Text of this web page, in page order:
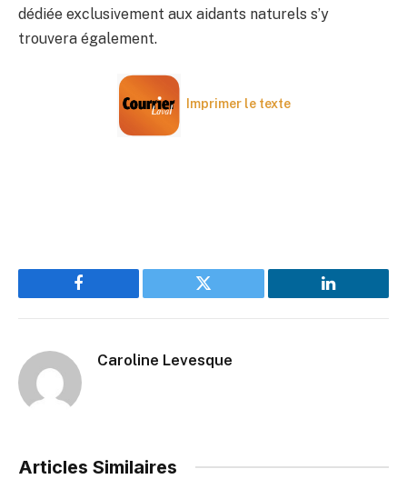
dédiée exclusivement aux aidants naturels s’y
trouvera également.
Imprimer le texte
Facebook Twitter LinkedIn
Caroline Levesque
Articles Similaires